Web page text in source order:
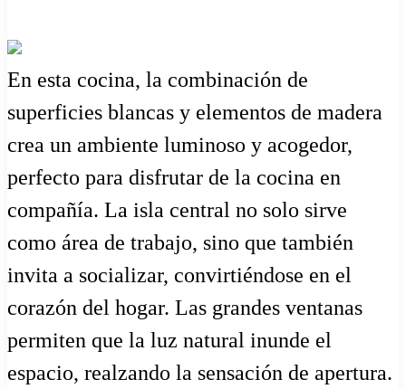
En esta cocina, la combinación de
superficies blancas y elementos de madera
crea un ambiente luminoso y acogedor,
perfecto para disfrutar de la cocina en
compañía. La isla central no solo sirve
como área de trabajo, sino que también
invita a socializar, convirtiéndose en el
corazón del hogar. Las grandes ventanas
permiten que la luz natural inunde el
espacio, realzando la sensación de apertura.